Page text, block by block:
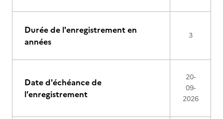
Durée de l'enregistrement en
années
3
Date d'échéance de
l'enregistrement
20-
09-
2026